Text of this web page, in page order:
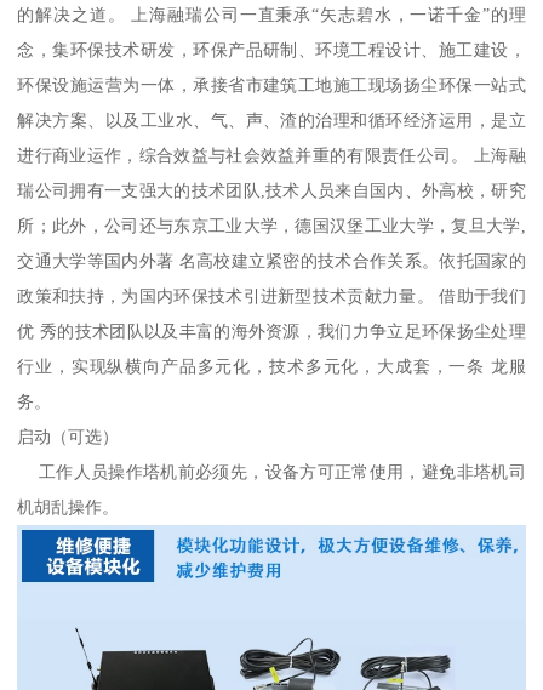
的解决之道。 上海融瑞公司一直秉承“矢志碧水，一诺千金”的理
念，集环保技术研发，环保产品研制、环境工程设计、施工建设，
环保设施运营为一体，承接省市建筑工地施工现场扬尘环保一站式
解决方案、以及工业水、气、声、渣的治理和循环经济运用，是立
进行商业运作，综合效益与社会效益并重的有限责任公司。 上海融
瑞公司拥有一支强大的技术团队,技术人员来自国内、外高校，研究
所；此外，公司还与东京工业大学，德国汉堡工业大学，复旦大学,
交通大学等国内外著 名高校建立紧密的技术合作关系。依托国家的
政策和扶持，为国内环保技术引进新型技术贡献力量。 借助于我们
优 秀的技术团队以及丰富的海外资源，我们力争立足环保扬尘处理
行业，实现纵横向产品多元化，技术多元化，大成套，一条 龙服
务。
启动（可选）
工作人员操作塔机前必须先，设备方可正常使用，避免非塔机司
机胡乱操作。